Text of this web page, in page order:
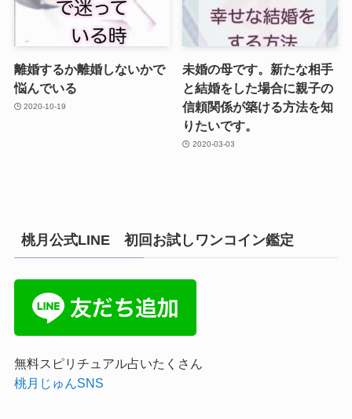
離婚するか離婚しないかで
悩んでいる
2020-10-19
未婚の母です。新たな相手
と結婚をした場合に親子の
信頼関係が築ける方法を知
りたいです。
2020-03-03
桃月公式LINE 初回お試しワンコイン鑑定
無料スピリチュアル占いたくさん
桃月じゅんSNS